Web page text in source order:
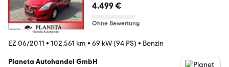
4.499 €
Ohne Bewertung
EZ 06/2011 • 102.561 km • 69 kW (94 PS) • Benzin
Planeta Autohandel GmbH